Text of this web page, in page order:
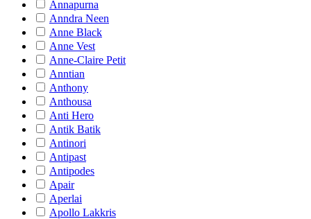
Annapurna
Anndra Neen
Anne Black
Anne Vest
Anne-Claire Petit
Anntian
Anthony
Anthousa
Anti Hero
Antik Batik
Antinori
Antipast
Antipodes
Apair
Aperlai
Apollo Lakkris